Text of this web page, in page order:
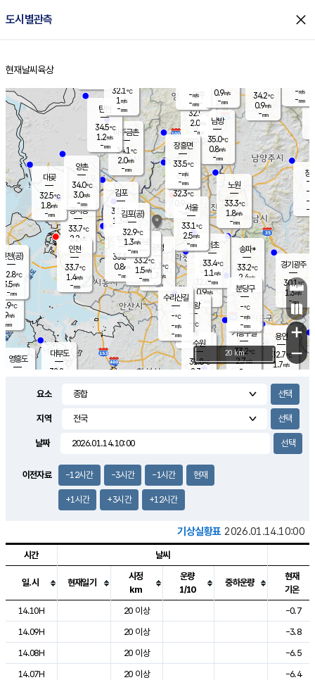
도시별관측 close
홈
현재날씨 육상
의도
℃
m/s
mm
영흥도
양주
32.9℃
2.0
-mm
과천
32.6℃
0.9m/s
- mm
용인
32.7℃
1.7m/s
경기광주
30.1℃
1.3m/s
-mm
2.4m/s
대부도
32.2
경서동
33.7℃
2.2 m/s
-mm
파주금촌
34.1℃
2.0m/s
-mm
34.2℃
0.9m/s
-mm
대곶
32.5℃
1.8m/s
-mm
창
-
-m/
-
탄현
34.5℃
1.2m/s
-mm
-m/s
-mm
의왕
- ℃
m/s
mm
김포
33.5℃
1.3 m/s
mm
광명
32.3 ℃
1.7 m/s
-mm
부천
33.3℃
0.8m/s
-mm
양촌
34.0℃
3.0m/s
-mm
구로
33.2℃
1.5m/s
-mm
은평
32.3℃
0.9 m/s
- mm
노원
33.3℃
1.8m/s
-mm
송파*
33.2℃
2.4m/s
-mm
서초
33.4℃
1.1 m/s
-mm
남방
35.0℃
0.8m/s
-mm
기흥구갈
33.2℃
2.7m/s
-
수리산길
-℃
-m/s
-mm
분당구
-℃
-m/s
-mm
장흥면
33.5℃
-m/s
-mm
-m/s
-mm
인천(공)
32.8℃
3.5m/s
-mm
김포(공)
32.9℃
1.3m/s
-mm
수원
31.8℃
2.3 m/s
인천
33.7℃
1.4m/s
-mm
서울
33.1℃
2.5m/s
-mm
32.1℃
1 m/s
-mm
0.9m/s
-mm
+
−
20 km
요소
지역
날짜
이전자료 -12시간 -3시간 -1시간 현재
+1시간 +3시간 +12시간
기상실황표 2026.01.14.10:00
도시별 기상실황표로 지점, 날씨, 기온, 강수, 바람, 기압등을 안내한 표입
시간 날씨
일.시 현재일기
시정
km
운량
1/10
중하운량
현재
기온
14.10H
20 이상
-0.7
14.09H
20 이상
-3.8
14.08H
20 이상
-6.5
14.07H
20 이상
-6.4